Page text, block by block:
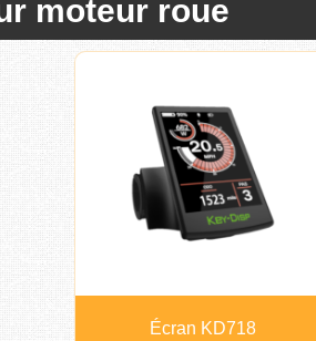
moteur roue
Écran KD718